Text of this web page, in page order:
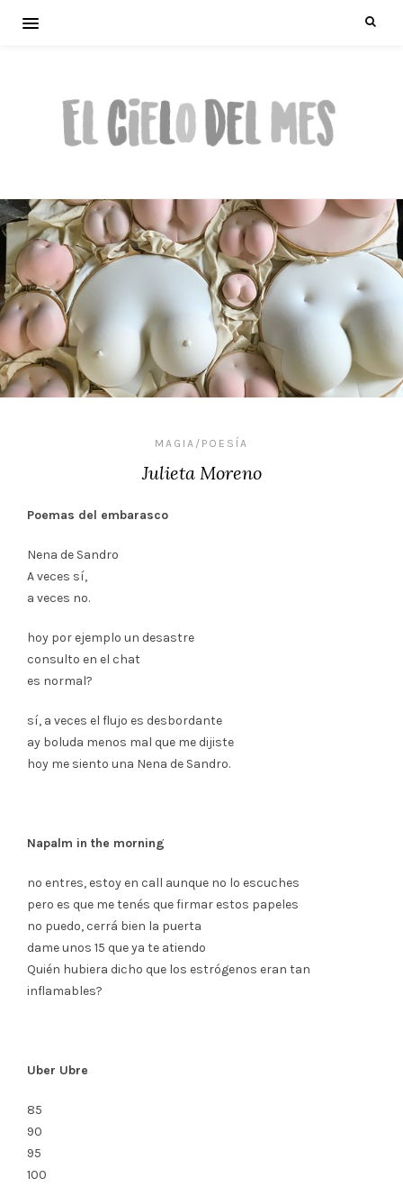
MAGIA/POESÍA
Julieta Moreno
Poemas del embarasco
Nena de Sandro
A veces sí,
a veces no.
hoy por ejemplo un desastre
consulto en el chat
es normal?
sí, a veces el flujo es desbordante
ay boluda menos mal que me dijiste
hoy me siento una Nena de Sandro.
Napalm in the morning
no entres, estoy en call aunque no lo escuches
pero es que me tenés que firmar estos papeles
no puedo, cerrá bien la puerta
dame unos 15 que ya te atiendo
Quién hubiera dicho que los estrógenos eran tan
inflamables?
Uber Ubre
85
90
95
100